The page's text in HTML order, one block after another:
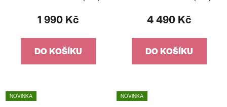
1 990 Kč
DO KOŠÍKU
4 490 Kč
DO KOŠÍKU
NOVINKA NOVINKA